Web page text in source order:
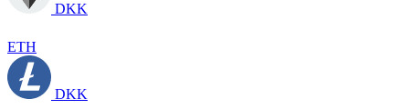
DKK
ETH
DKK